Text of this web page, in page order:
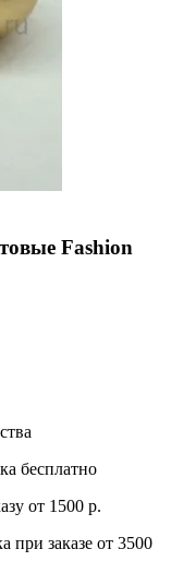
Fashion
бесплатно
от 1500 р.
при заказе от 3500